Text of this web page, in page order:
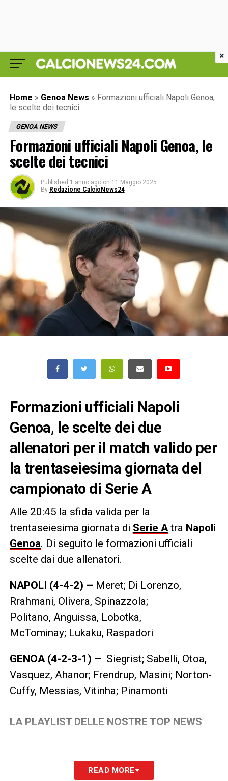
Home » Genoa News » Formazioni ufficiali Napoli Genoa,
le scelte dei tecnici
GENOA NEWS
Formazioni ufficiali Napoli Genoa, le
scelte dei tecnici
Published 1 anno ago on 11 Maggio 2025
By Redazione CalcioNews24
Formazioni ufficiali Napoli
Genoa, le scelte dei due
allenatori per il match valido per
la trentaseiesima giornata del
campionato di Serie A
Alle 20:45 la sfida valida per la
trentaseiesima giornata di Serie Atra Napoli
Genoa. Di seguito le formazioni ufficiali
scelte dai due allenatori.
NAPOLI (4-4-2) – Meret; Di Lorenzo,
Rrahmani, Olivera, Spinazzola;
Politano, Anguissa, Lobotka,
McTominay; Lukaku, Raspadori
GENOA (4-2-3-1) – Siegrist; Sabelli, Otoa,
Vasquez, Ahanor; Frendrup, Masini; Norton-
Cuffy, Messias, Vitinha; Pinamonti
LA PLAYLIST DELLE NOSTRE TOP NEWS
READ MORE
×